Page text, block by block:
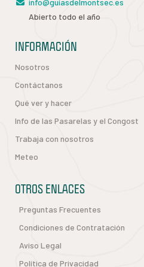
Abierto todo el año
INFORMACIÓN
Nosotros
Contáctanos
Qué ver y hacer
Info de las Pasarelas y el Congost
Trabaja con nosotros
Meteo
OTROS ENLACES
Preguntas Frecuentes
Condiciones de Contratación
Aviso Legal
Política de Privacidad